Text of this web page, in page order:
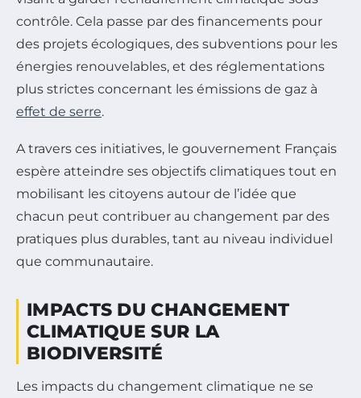
contrôle. Cela passe par des financements pour
des projets écologiques, des subventions pour les
énergies renouvelables, et des réglementations
plus strictes concernant les émissions de gaz à
effet de serre.
A travers ces initiatives, le gouvernement Français
espère atteindre ses objectifs climatiques tout en
mobilisant les citoyens autour de l’idée que
chacun peut contribuer au changement par des
pratiques plus durables, tant au niveau individuel
que communautaire.
IMPACTS DU CHANGEMENT
CLIMATIQUE SUR LA
BIODIVERSITÉ
Les impacts du changement climatique ne se